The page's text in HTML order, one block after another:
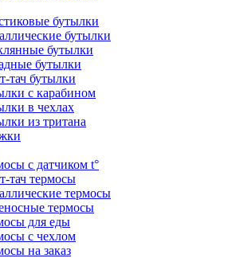
бутылки
бутылки
бутылки
бутылки
тач бутылки
с карабином
в чехлах
из тритана
с датчиком t°
тач термосы
термосы
термосы
для еды
с чехлом
на заказ